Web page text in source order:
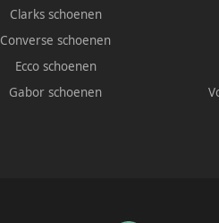
Clarks schoenen
Converse schoenen
Ecco schoenen
Gabor schoenen